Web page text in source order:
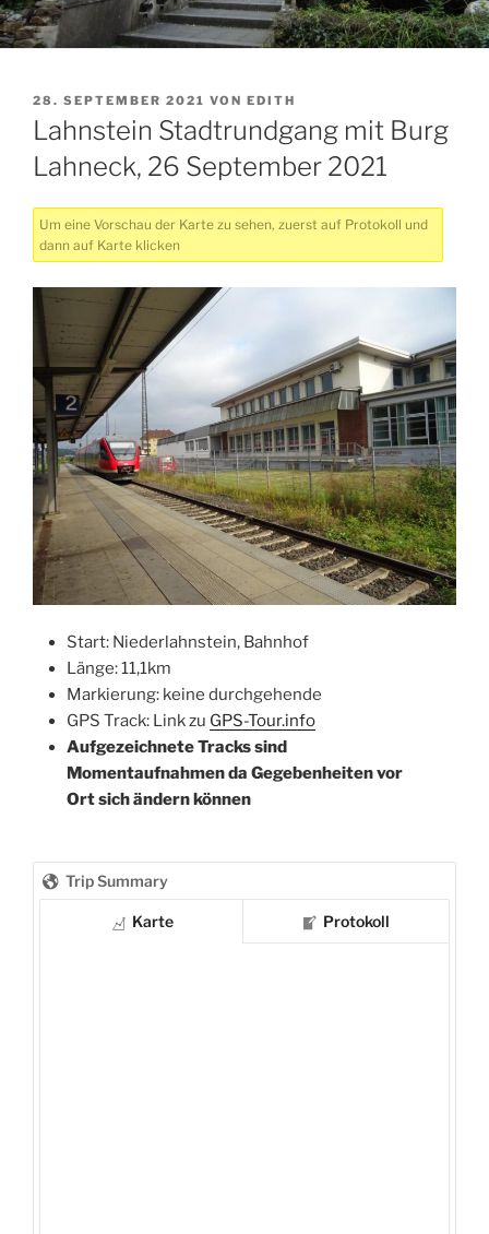
VERÖFFENTLICHT
AM
28. SEPTEMBER 2021 VON EDITH
Lahnstein Stadtrundgang mit Burg
Lahneck, 26 September 2021
Um eine Vorschau der Karte zu sehen, zuerst auf Protokoll und
dann auf Karte klicken
Start: Niederlahnstein, Bahnhof
Länge: 11,1km
Markierung: keine durchgehende
GPS Track: Link zu GPS-Tour.info
Aufgezeichnete Tracks sind
Momentaufnahmen da Gegebenheiten vor
Ort sich ändern können
Trip Summary
Karte Protokoll